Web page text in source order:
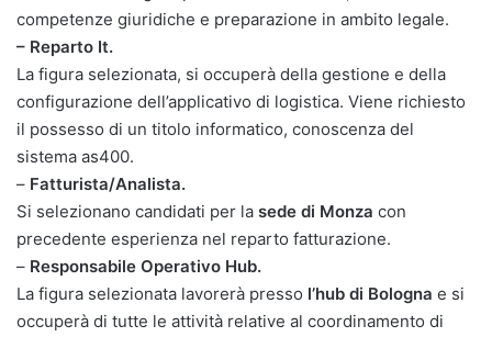
competenze giuridiche e preparazione in ambito legale.
– Reparto It.
La figura selezionata, si occuperà della gestione e della
configurazione dell’applicativo di logistica. Viene richiesto
il possesso di un titolo informatico, conoscenza del
sistema as400.
– Fatturista/Analista.
Si selezionano candidati per la sede di Monza con
precedente esperienza nel reparto fatturazione.
– Responsabile Operativo Hub.
La figura selezionata lavorerà presso l’hub di Bologna e si
occuperà di tutte le attività relative al coordinamento di